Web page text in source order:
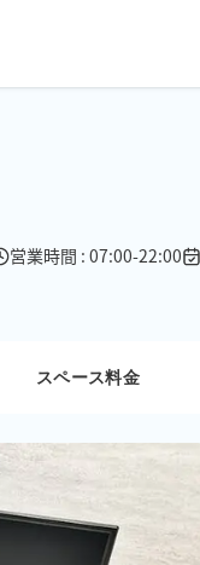
営業時間 : 07:00-22:00
スペース料金